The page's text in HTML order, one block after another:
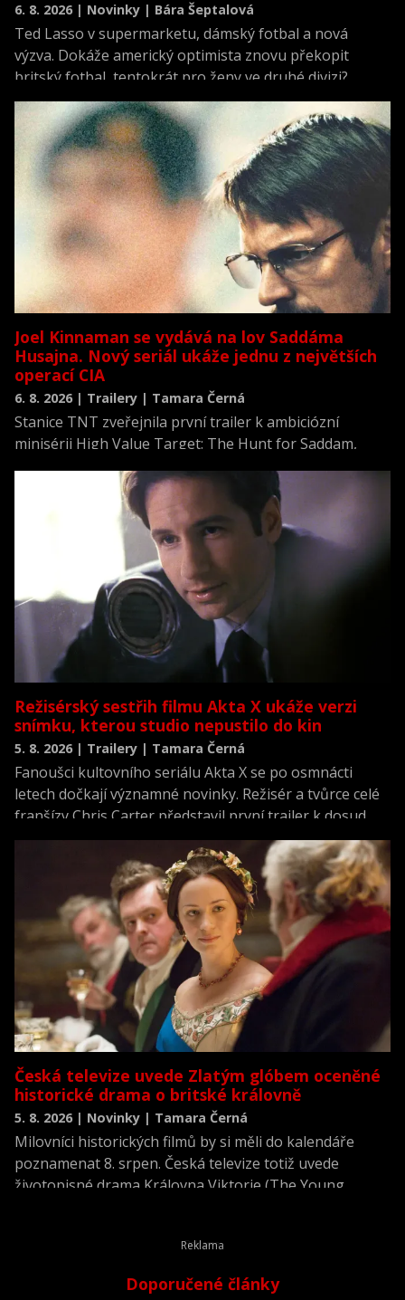
6. 8. 2026 | Novinky | Bára Šeptalová
Ted Lasso v supermarketu, dámský fotbal a nová
výzva. Dokáže americký optimista znovu překopit
britský fotbal, tentokrát pro ženy ve druhé divizi?
Joel Kinnaman se vydává na lov Saddáma
Husajna. Nový seriál ukáže jednu z největších
operací CIA
6. 8. 2026 | Trailery | Tamara Černá
Stanice TNT zveřejnila první trailer k ambiciózní
minisérii High Value Target: The Hunt for Saddam,
novodobých dějin.
Režisérský sestřih filmu Akta X ukáže verzi
snímku, kterou studio nepustilo do kin
5. 8. 2026 | Trailery | Tamara Černá
Fanoušci kultovního seriálu Akta X se po osmnácti
letech dočkají významné novinky. Režisér a tvůrce celé
franšízy Chris Carter představil první trailer k dosud
neviděné režisérské verzi filmu Akta X: Chci uvěřit.
Česká televize uvede Zlatým glóbem oceněné
historické drama o britské královně
5. 8. 2026 | Novinky | Tamara Černá
Milovníci historických filmů by si měli do kalendáře
poznamenat 8. srpen. Česká televize totiž uvede
životopisné drama Královna Viktorie (The Young
Doporučené články